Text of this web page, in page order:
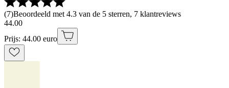
(7)Beoordeeld met 4.3 van de 5 sterren, 7 klantreviews
44.00
Prijs: 44.00 euro